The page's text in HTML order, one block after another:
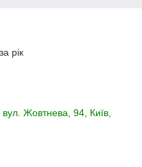
рік
вул. Жовтнева, 94, Київ,